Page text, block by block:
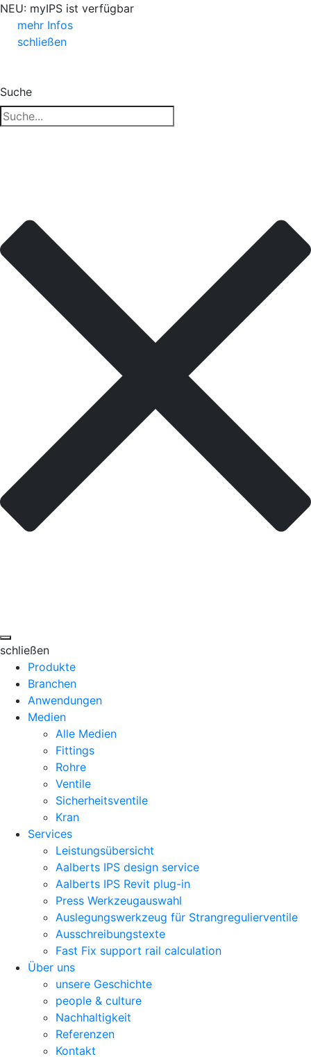
NEU: myIPS ist verfügbar
mehr Infos
schließen
Suche
schließen
Produkte
Branchen
Anwendungen
Medien
Alle Medien
Fittings
Rohre
Ventile
Sicherheitsventile
Kran
Services
Leistungsübersicht
Aalberts IPS design service
Aalberts IPS Revit plug-in
Press Werkzeugauswahl
Auslegungswerkzeug für Strangregulierventile
Ausschreibungstexte
Fast Fix support rail calculation
Über uns
unsere Geschichte
people & culture
Nachhaltigkeit
Referenzen
Kontakt